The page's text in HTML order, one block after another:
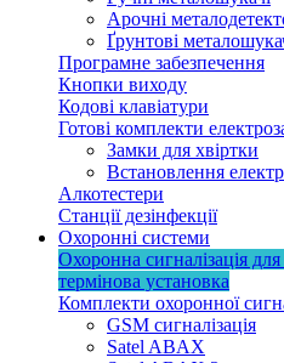
Арочні
Ґрунтові
Програмне забезпечення
Кнопки виходу
Кодові клавіатури
Готові комплекти
Замки для хвіртки
Встановлення
Алкотестери
Станції дезінфекції
Охоронні системи
Охоронна сигналізація
термінова установка
Комплекти охоронної
GSM сигналізація
Satel ABAX